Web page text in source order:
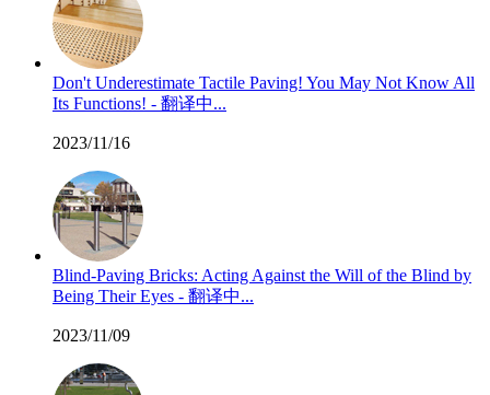
Don't Underestimate Tactile Paving! You May Not Know All
Its Functions! - 翻译中...
2023/11/16
Blind-Paving Bricks: Acting Against the Will of the Blind by
Being Their Eyes - 翻译中...
2023/11/09